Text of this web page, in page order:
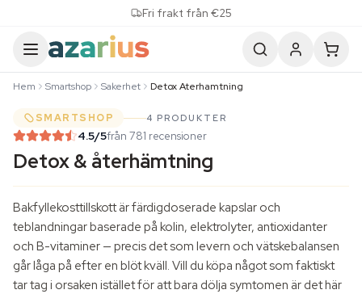
Fri frakt från €25
Hem Smartshop Sakerhet Detox Aterhamtning
SMARTSHOP 4 PRODUKTER
4.5/5från 781 recensioner
Detox & återhämtning
Bakfyllekosttillskott är färdigdoserade kapslar och
teblandningar baserade på kolin, elektrolyter, antioxidanter
och B-vitaminer — precis det som levern och vätskebalansen
går låga på efter en blöt kväll. Vill du köpa något som faktiskt
tar tag i orsaken istället för att bara dölja symtomen är det här